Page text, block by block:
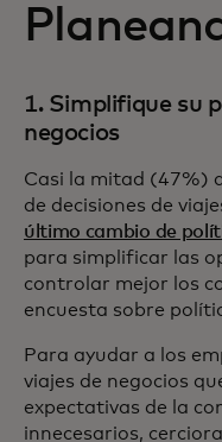
1. Simplifique su
negocios
Casi la mitad (47%)
de decisiones de
último cambio de
para simplificar las
controlar mejor los
encuesta sobre
Para ayudar a los
viajes de negocios
expectativas de la
innecesarios,